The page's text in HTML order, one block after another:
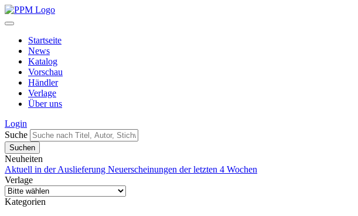
Startseite
News
Katalog
Vorschau
Händler
Verlage
Über uns
Login
Suche
Neuheiten
Aktuell in der Auslieferung Neuerscheinungen der letzten 4 Wochen
Verlage
Kategorien